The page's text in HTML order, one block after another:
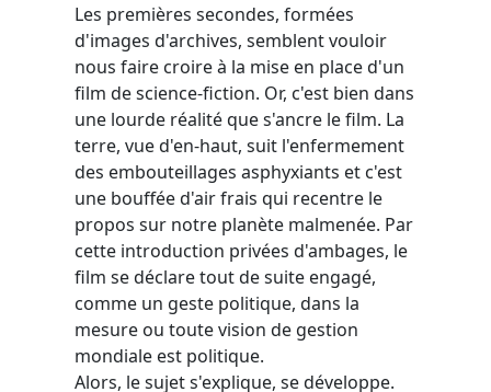
Les premières secondes, formées
d'images d'archives, semblent vouloir
nous faire croire à la mise en place d'un
film de science-fiction. Or, c'est bien dans
une lourde réalité que s'ancre le film. La
terre, vue d'en-haut, suit l'enfermement
des embouteillages asphyxiants et c'est
une bouffée d'air frais qui recentre le
propos sur notre planète malmenée. Par
cette introduction privées d'ambages, le
film se déclare tout de suite engagé,
comme un geste politique, dans la
mesure ou toute vision de gestion
mondiale est politique.
Alors, le sujet s'explique, se développe.